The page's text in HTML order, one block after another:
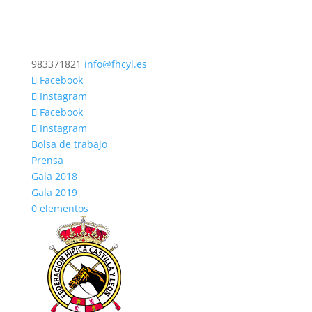
983371821 info@fhcyl.es
Facebook
Instagram
Facebook
Instagram
Bolsa de trabajo
Prensa
Gala 2018
Gala 2019
0 elementos